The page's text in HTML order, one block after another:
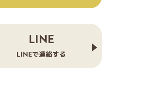
LINE
LINEで連絡する